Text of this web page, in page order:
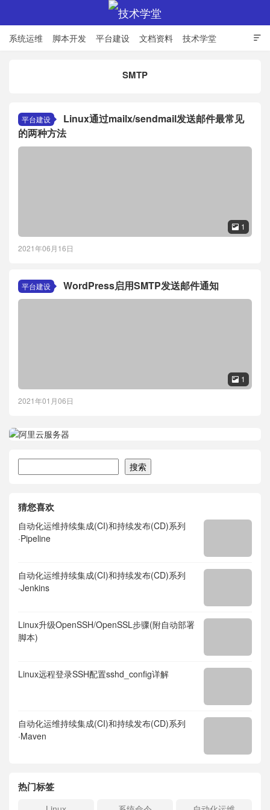

系统运维 脚本开发 平台建设 文档资料 技术学堂
SMTP
平台建设
Linux通过mailx/sendmail发送邮件最常见
的两种方法
 1
2021年06月16日
平台建设 WordPress启用SMTP发送邮件通知
 1
2021年01月06日
搜索
猜您喜欢
自动化运维持续集成(CI)和持续发布(CD)系列
·Pipeline
自动化运维持续集成(CI)和持续发布(CD)系列
·Jenkins
Linux升级OpenSSH/OpenSSL步骤(附自动部署
脚本)
Linux远程登录SSH配置sshd_config详解
自动化运维持续集成(CI)和持续发布(CD)系列
·Maven
热门标签